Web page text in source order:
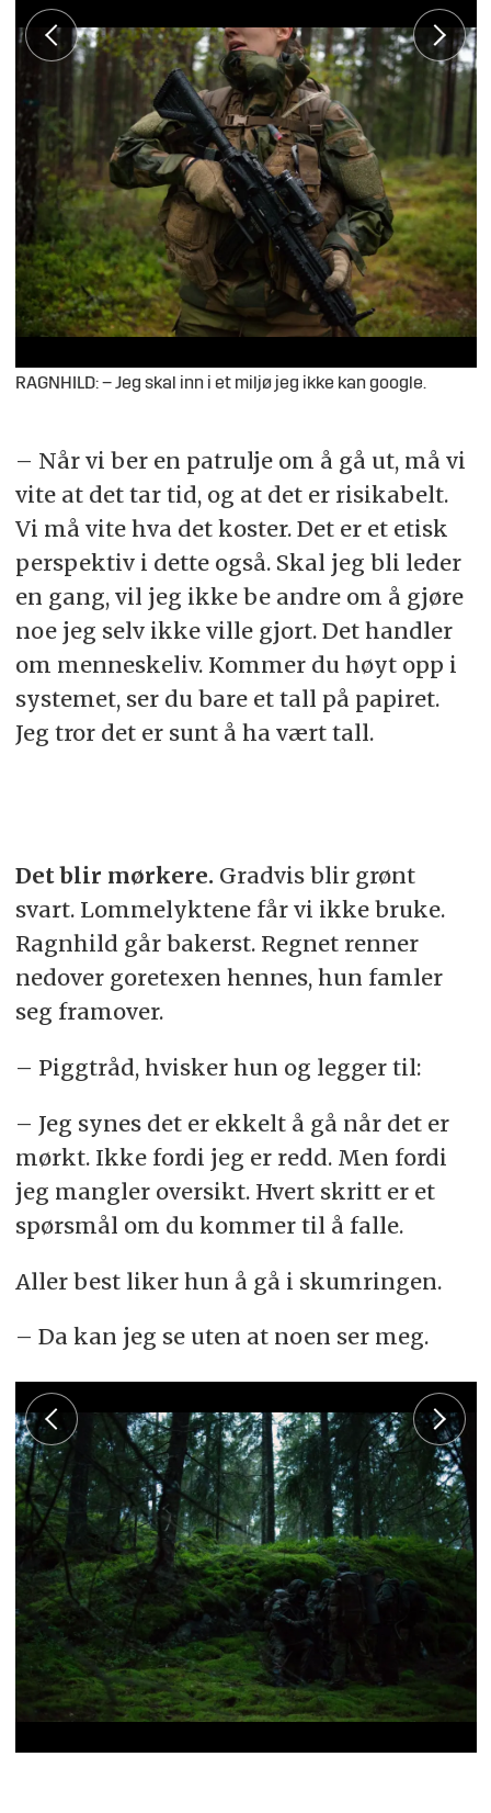
RAGNHILD: – Jeg skal inn i et miljø jeg ikke kan google.
– Når vi ber en patrulje om å gå ut, må vi
vite at det tar tid, og at det er risikabelt.
Vi må vite hva det koster. Det er et etisk
perspektiv i dette også. Skal jeg bli leder
en gang, vil jeg ikke be andre om å gjøre
noe jeg selv ikke ville gjort. Det handler
om menneskeliv. Kommer du høyt opp i
systemet, ser du bare et tall på papiret.
Jeg tror det er sunt å ha vært tall.
​​Det blir mørkere. Gradvis blir grønt
svart. Lommelyktene får vi ikke bruke.
Ragnhild går bakerst. Regnet renner
nedover goretexen hennes, hun famler
seg framover.
– Piggtråd, hvisker hun og legger til:
– Jeg synes det er ekkelt å gå når det er
mørkt. Ikke fordi jeg er redd. Men fordi
jeg mangler oversikt. Hvert skritt er et
spørsmål om du kommer til å falle.
Aller best liker hun å gå i skumringen.
– Da kan jeg se uten at noen ser meg.